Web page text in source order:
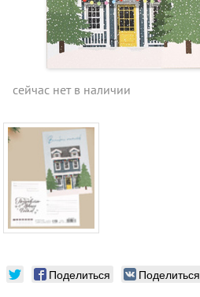
сейчас нет в наличии
Поделиться Поделиться